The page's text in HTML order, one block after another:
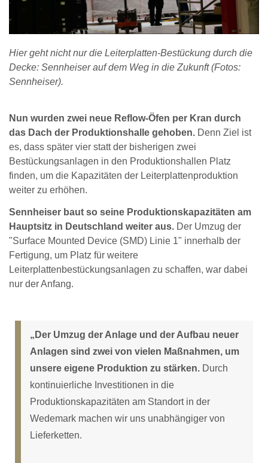
Hier geht nicht nur die Leiterplatten-Bestückung durch die
Decke: Sennheiser auf dem Weg in die Zukunft (Fotos:
Sennheiser).
Nun wurden zwei neue Reflow-Öfen per Kran durch
das Dach der Produktionshalle gehoben. Denn Ziel ist
es, dass später vier statt der bisherigen zwei
Bestückungsanlagen in den Produktionshallen Platz
finden, um die Kapazitäten der Leiterplattenproduktion
weiter zu erhöhen.
Sennheiser baut so seine Produktionskapazitäten am
Hauptsitz in Deutschland weiter aus. Der Umzug der
"Surface Mounted Device (SMD) Linie 1" innerhalb der
Fertigung, um Platz für weitere
Leiterplattenbestückungsanlagen zu schaffen, war dabei
nur der Anfang.
„Der Umzug der Anlage und der Aufbau neuer
Anlagen sind zwei von vielen Maßnahmen, um
unsere eigene Produktion zu stärken. Durch
kontinuierliche Investitionen in die
Produktionskapazitäten am Standort in der
Wedemark machen wir uns unabhängiger von
Lieferketten.